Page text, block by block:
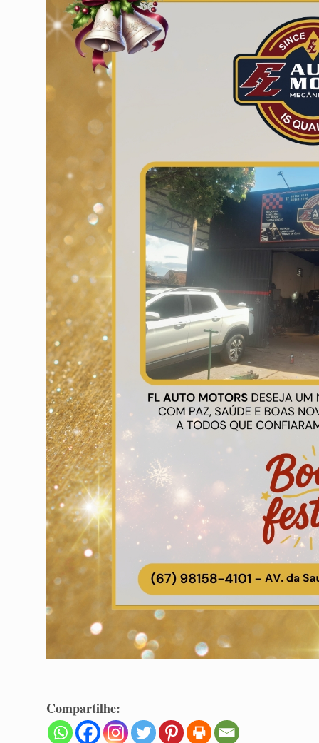
Compartilhe: